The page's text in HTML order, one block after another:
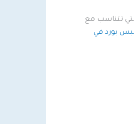
تتناسب مع
بورد في